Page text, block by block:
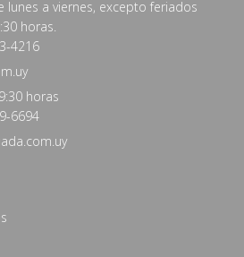
lunes a viernes, excepto feriados
horas.
4216
horas
6694